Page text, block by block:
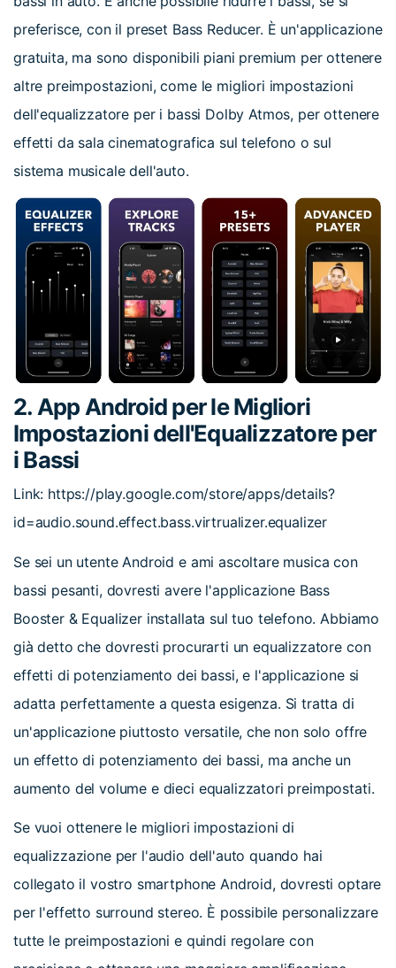
preferisce, con il preset Bass Reducer. È un'applicazione
gratuita, ma sono disponibili piani premium per ottenere
altre preimpostazioni, come le migliori impostazioni
dell'equalizzatore per i bassi Dolby Atmos, per ottenere
effetti da sala cinematografica sul telefono o sul
sistema musicale dell'auto.
2. App Android per le Migliori
Impostazioni dell'Equalizzatore per
i Bassi
Link: https://play.google.com/store/apps/details?
id=audio.sound.effect.bass.virtrualizer.equalizer
Se sei un utente Android e ami ascoltare musica con
bassi pesanti, dovresti avere l'applicazione Bass
Booster & Equalizer installata sul tuo telefono. Abbiamo
già detto che dovresti procurarti un equalizzatore con
effetti di potenziamento dei bassi, e l'applicazione si
adatta perfettamente a questa esigenza. Si tratta di
un'applicazione piuttosto versatile, che non solo offre
un effetto di potenziamento dei bassi, ma anche un
aumento del volume e dieci equalizzatori preimpostati.
Se vuoi ottenere le migliori impostazioni di
equalizzazione per l'audio dell'auto quando hai
collegato il vostro smartphone Android, dovresti optare
per l'effetto surround stereo. È possibile personalizzare
tutte le preimpostazioni e quindi regolare con